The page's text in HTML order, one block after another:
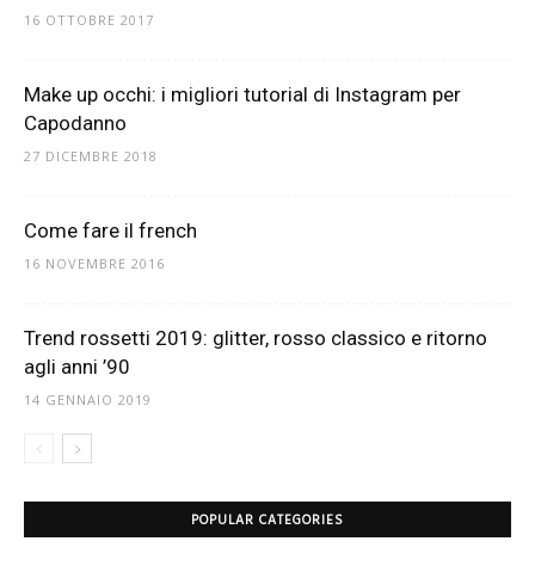
16 OTTOBRE 2017
Make up occhi: i migliori tutorial di Instagram per
Capodanno
27 DICEMBRE 2018
Come fare il french
16 NOVEMBRE 2016
Trend rossetti 2019: glitter, rosso classico e ritorno
agli anni ’90
14 GENNAIO 2019
POPULAR CATEGORIES